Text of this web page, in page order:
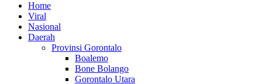
Home
Viral
Nasional
Daerah
Provinsi Gorontalo
Boalemo
Bone Bolango
Gorontalo Utara